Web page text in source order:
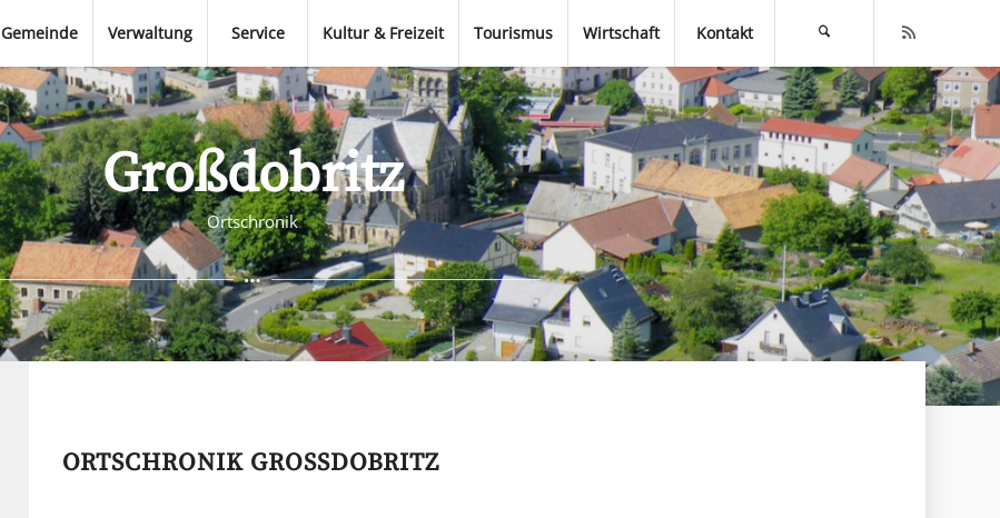
Gemeinde Verwaltung Service Kultur & Freizeit Tourismus Wirtschaft Kontakt
Großdobritz
Ortschronik
ORTSCHRONIK GROSSDOBRITZ